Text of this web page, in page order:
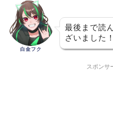
白金フク
最後まで読
ざいました！
スポンサ